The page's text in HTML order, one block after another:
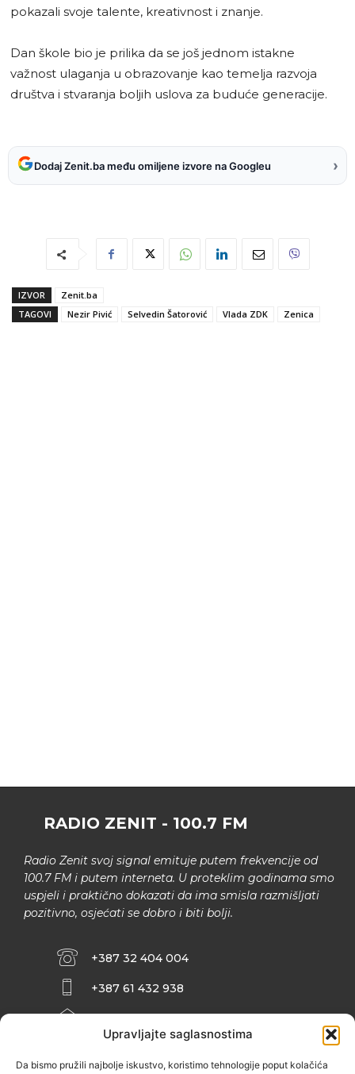
Upravljajte saglasnostima
Da bismo pružili najbolje iskustvo, koristimo tehnologije poput kolačića
pokazali svoje talente, kreativnost i znanje.
Dan škole bio je prilika da se još jednom istakne
važnost ulaganja u obrazovanje kao temelja razvoja
društva i stvaranja boljih uslova za buduće generacije.
Dodaj Zenit.ba među omiljene izvore na Googleu ›
IZVOR
Zenit.ba
TAGOVI
Nezir Pivić Selvedin Šatorović Vlada ZDK Zenica
RADIO ZENIT - 100.7 FM
Radio Zenit svoj signal emituje putem frekvencije od
100.7 FM i putem interneta. U proteklim godinama smo
uspjeli i praktično dokazati da ima smisla razmišljati
pozitivno, osjećati se dobro i biti bolji.
+387 32 404 004
+387 61 432 938
ZENIČANKA, 3. SPRAT), 72000 ZENICA